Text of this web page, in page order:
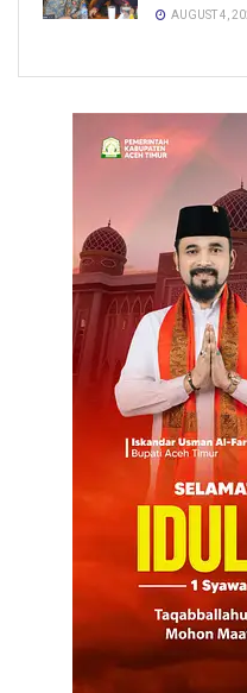
AUGUST 4,